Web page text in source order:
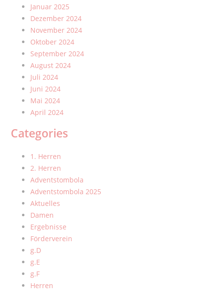
Januar 2025
Dezember 2024
November 2024
Oktober 2024
September 2024
August 2024
Juli 2024
Juni 2024
Mai 2024
April 2024
Categories
1. Herren
2. Herren
Adventstombola
Adventstombola 2025
Aktuelles
Damen
Ergebnisse
Förderverein
g.D
g.E
g.F
Herren